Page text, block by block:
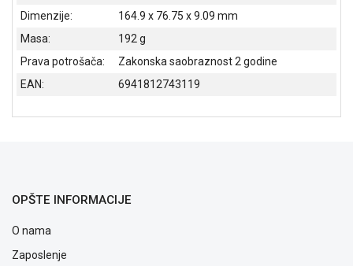
Način
Isporuka
Podrška
Dimenzije:
164.9 x 76.75 x 9.09 mm
Masa:
192 g
Prava potrošača:
Zakonska saobraznost 2 godine
EAN:
6941812743119
OPŠTE INFORMACIJE
O nama
Zaposlenje